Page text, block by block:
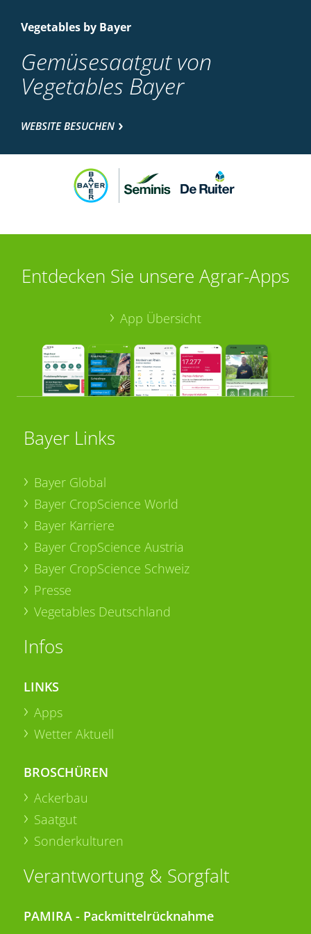
Vegetables by Bayer
Gemüsesaatgut von
Vegetables Bayer
WEBSITE BESUCHEN
Entdecken Sie unsere Agrar-Apps
App Übersicht
Bayer Links
Bayer Global
Bayer CropScience World
Bayer Karriere
Bayer CropScience Austria
Bayer CropScience Schweiz
Presse
Vegetables Deutschland
Infos
LINKS
Apps
Wetter Aktuell
BROSCHÜREN
Ackerbau
Saatgut
Sonderkulturen
Verantwortung & Sorgfalt
PAMIRA - Packmittelrücknahme